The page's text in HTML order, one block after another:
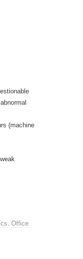
(machine
, Office